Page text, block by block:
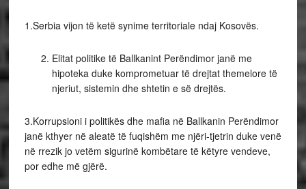
1.Serbia vijon të ketë synime territoriale ndaj Kosovës.
Elitat politike të Ballkanint Perëndimor janë me
hipoteka duke komprometuar të drejtat themelore të
njeriut, sistemin dhe shtetin e së drejtës.
3.Korrupsioni i politikës dhe mafia në Ballkanin Perëndimor
janë kthyer në aleatë të fuqishëm me njëri-tjetrin duke venë
në rrezik jo vetëm sigurinë kombëtare të këtyre vendeve,
por edhe më gjërë.